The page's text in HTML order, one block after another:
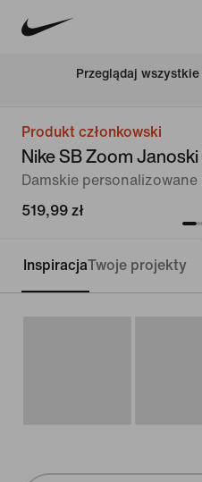
Przeglądaj
Produkt członkowski
Nike SB Zoom Janoski
Damskie
519,99 zł
Personalizuj
InspiracjaTwoje projekty